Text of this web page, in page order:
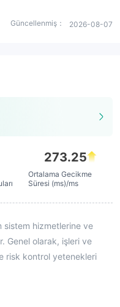
Güncellenmiş： 2026-08-07
273.25
Ortalama Gecikme
Süresi (ms)/ms
sistem hizmetlerine ve
Genel olarak, işleri ve
risk kontrol yetenekleri